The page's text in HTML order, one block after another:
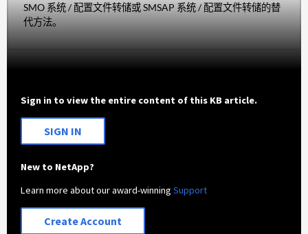
SMO 系统 / 配置文件转储或 SMSAP 系统 / 配置文件转储的替
代方法。
Sign in to view the entire content of this KB article.
SIGN IN
New to NetApp?
Learn more about our award-winningSupport
Create Account